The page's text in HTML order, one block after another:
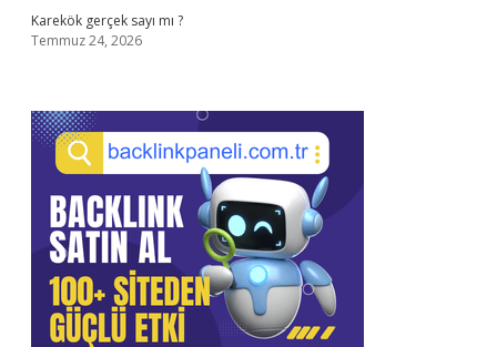
Karekök gerçek sayı mı ?
Temmuz 24, 2026